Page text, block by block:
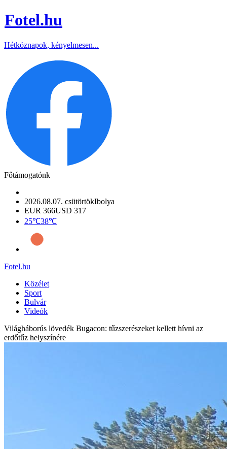
Fotel.hu
Hétköznapok, kényelmesen...
Főtámogatónk
2026.08.07. csütörtökIbolya
EUR 366USD 317
25℃38℃
Fotel.hu
Közélet
Sport
Bulvár
Videók
Világháborús lövedék Bugacon: tűzszerészeket kellett hívni az
erdőtűz helyszínére